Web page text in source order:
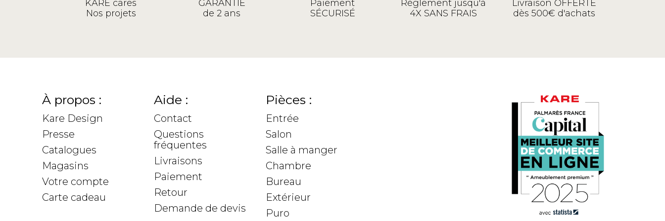
KARE cares
Nos projets
GARANTIE
de 2 ans
Paiement
SÉCURISÉ
Règlement jusqu'à
4X SANS FRAIS
Livraison OFFERTE
dès 500€ d'achats
À propos :
Kare Design
Presse
Catalogues
Magasins
Votre compte
Carte cadeau
Aide :
Contact
Questions
fréquentes
Livraisons
Paiement
Retour
Demande de devis
Pièces :
Entrée
Salon
Salle à manger
Chambre
Bureau
Extérieur
Puro